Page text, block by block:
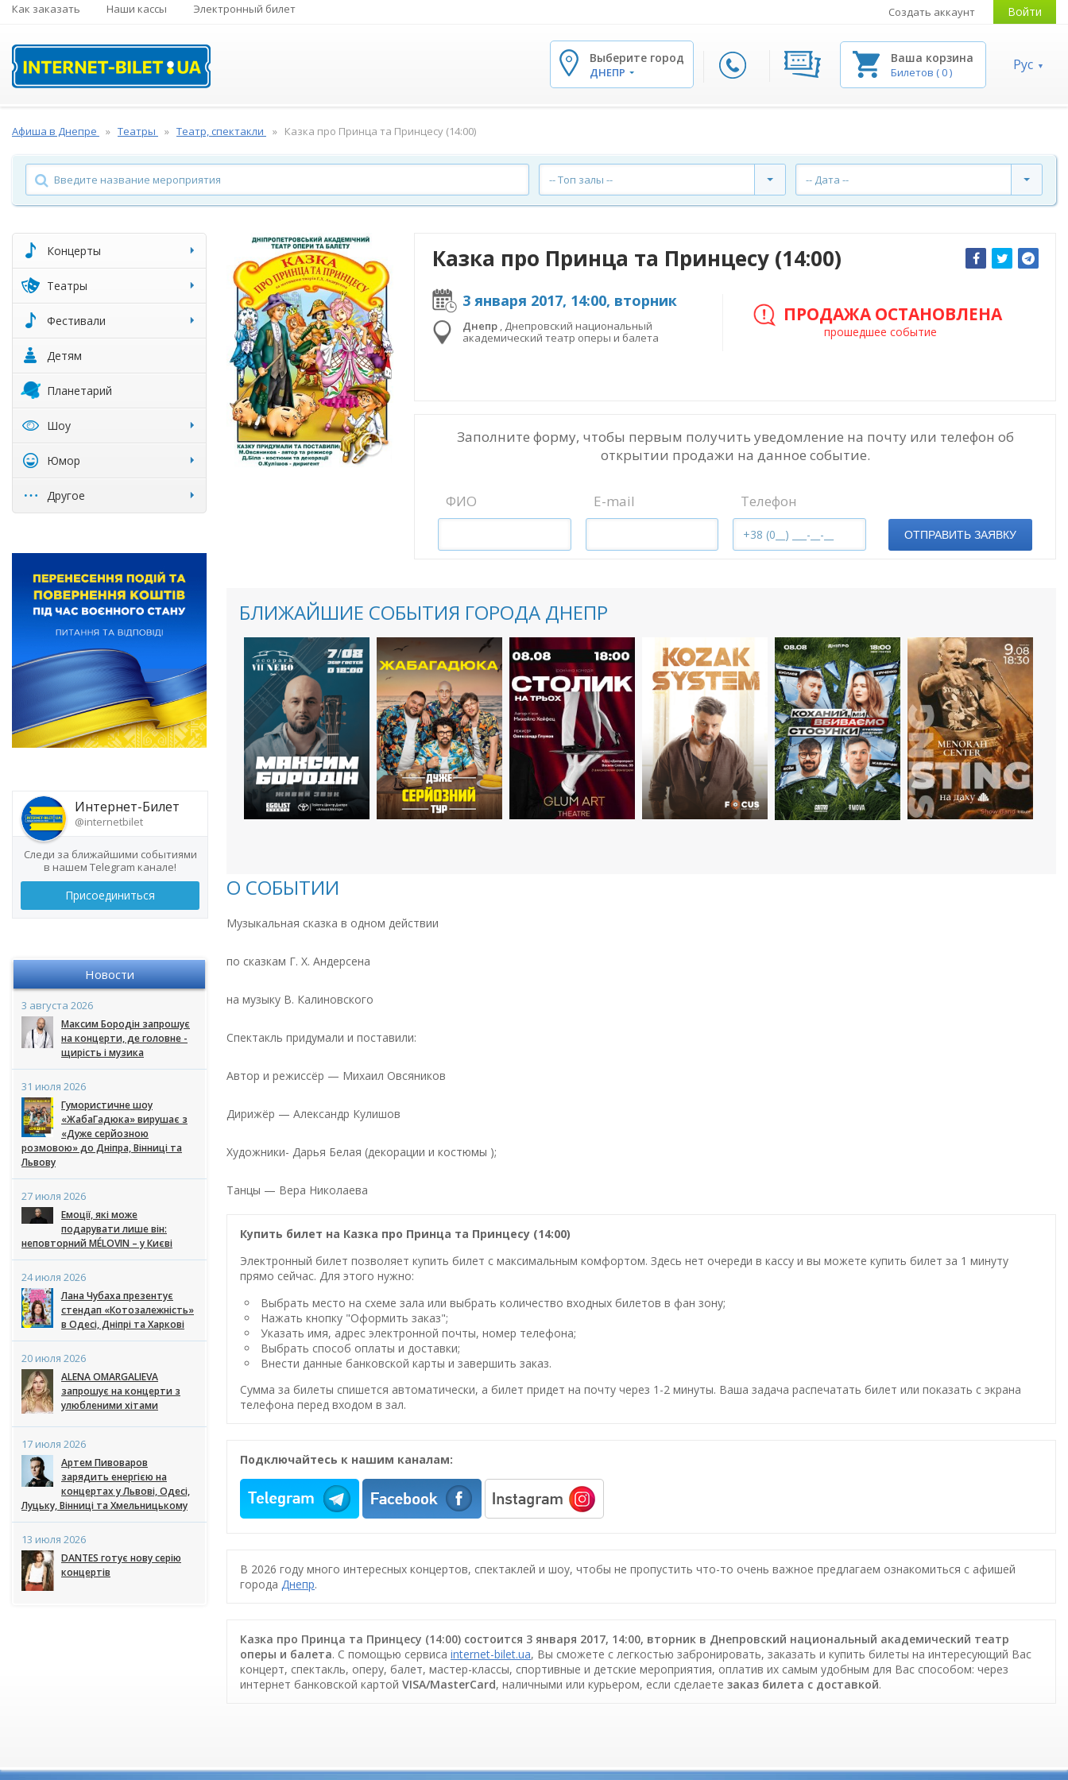
Как заказать Наши кассы Электронный билет Создать аккаунт Войти
Выберите город
ДНЕПР
Ваша корзина
Билетов (0) Рус
Афиша в Днепре Театры Театр, спектакли Казка про Принца та Принцесу (14:00)
-- Топ залы -- -- Дата --
Концерты
Театры
Фестивали
Детям
Планетарий
Шоу
Юмор
Другое
Интернет-Билет
@internetbilet
Следи за ближайшими событиями
в нашем Telegram канале!
Присоединиться
Новости
3 августа 2026
Максим Бородін запрошує
на концерти, де головне -
щирість і музика
31 июля 2026
Гумористичне шоу
«ЖабаГадюка» вирушає з
«Дуже серйозною
розмовою» до Дніпра, Вінниці та
Львову
27 июля 2026
Емоції, які може
подарувати лише він:
неповторний MÉLOVIN – у Києві
24 июля 2026
Лана Чубаха презентує
стендап «Котозалежність»
в Одесі, Дніпрі та Харкові
20 июля 2026
ALENA OMARGALIEVA
запрошує на концерти з
улюбленими хітами
17 июля 2026
Артем Пивоваров
зарядить енергією на
концертах у Львові, Одесі,
Луцьку, Вінниці та Хмельницькому
13 июля 2026
DANTES готує нову серію
концертів
Казка про Принца та Принцесу (14:00)
3 января 2017, 14:00, вторник
Днепр
Днепровский национальный
академический театр оперы и балета
ПРОДАЖА ОСТАНОВЛЕНА
прошедшее событие
Заполните форму, чтобы первым получить уведомление на почту или телефон об
открытии продажи на данное событие.
ФИО E-mail Телефон
ОТПРАВИТЬ ЗАЯВКУ
БЛИЖАЙШИЕ СОБЫТИЯ ГОРОДА ДНЕПР
О СОБЫТИИ
Музыкальная сказка в одном действии
по сказкам Г. Х. Андерсена
на музыку В. Калиновского
Спектакль придумали и поставили:
Автор и режиссёр — Михаил Овсяников
Дирижёр — Александр Кулишов
Художники- Дарья Белая (декорации и костюмы );
Танцы — Вера Николаева
Купить билет на Казка про Принца та Принцесу (14:00)
Электронный билет позволяет купить билет с максимальным комфортом. Здесь нет очереди в кассу и вы можете купить билет за 1 минуту
прямо сейчас. Для этого нужно:
Выбрать место на схеме зала или выбрать количество входных билетов в фан зону;
Нажать кнопку "Оформить заказ";
Указать имя, адрес электронной почты, номер телефона;
Выбрать способ оплаты и доставки;
Внести данные банковской карты и завершить заказ.
Сумма за билеты спишется автоматически, а билет придет на почту через 1-2 минуты. Ваша задача распечатать билет или показать с экрана
телефона перед входом в зал.
Подключайтесь к нашим каналам:
В 2026 году много интересных концертов, спектаклей и шоу, чтобы не пропустить что-то очень важное предлагаем ознакомиться с афишей
города Днепр.
Казка про Принца та Принцесу (14:00) состоится 3 января 2017, 14:00, вторник в Днепровский национальный академический театр
оперы и балета. С помощью сервиса internet-bilet.ua, Вы сможете с легкостью забронировать, заказать и купить билеты на интересующий Вас
концерт, спектакль, оперу, балет, мастер-классы, спортивные и детские мероприятия, оплатив их самым удобным для Вас способом: через
интернет банковской картой VISA/MasterCard, наличными или курьером, если сделаете заказ билета c доставкой.